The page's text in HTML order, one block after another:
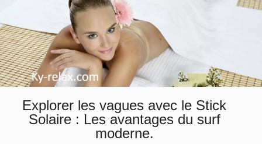
Explorer les vagues avec le Stick
Solaire : Les avantages du surf
moderne.